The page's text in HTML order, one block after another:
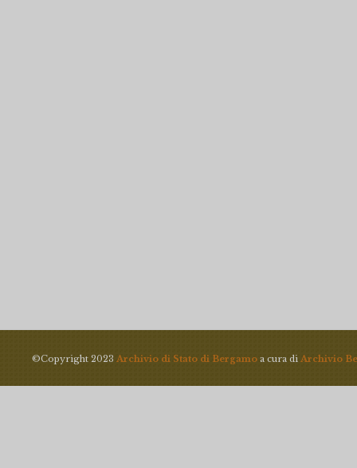
©Copyright 2023 Archivio di Stato di Bergamo a cura di Archivio